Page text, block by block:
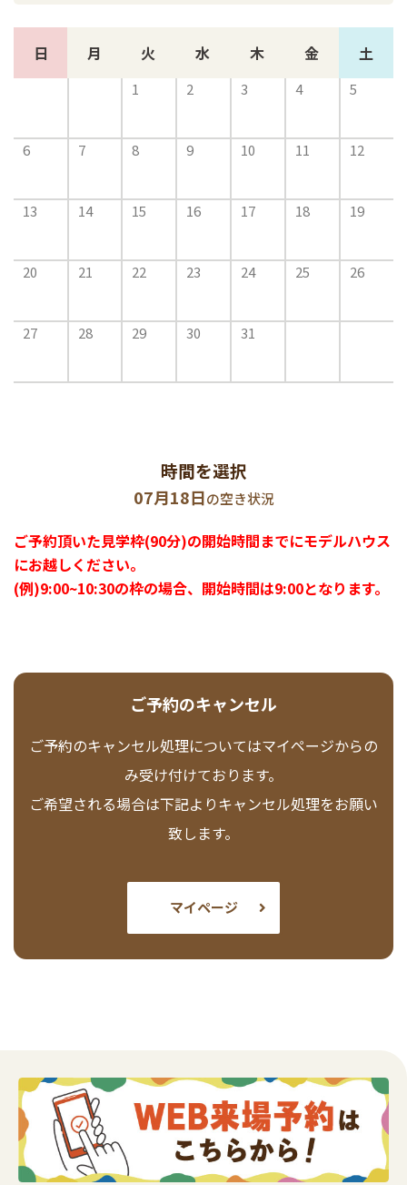
日 月 火 水 木 金 土
1 2 3 4 5
6 7 8 9 10 11 12
13 14 15 16 17 18 19
20 21 22 23 24 25 26
27 28 29 30 31
時間を選択
07月18日の空き状況
ご予約頂いた見学枠(90分)の開始時間までにモデルハウス
にお越しください。
(例)9:00~10:30の枠の場合、開始時間は9:00となります。
ご予約のキャンセル
ご予約のキャンセル処理についてはマイページからの
み受け付けております。
ご希望される場合は下記よりキャンセル処理をお願い
致します。
マイページ